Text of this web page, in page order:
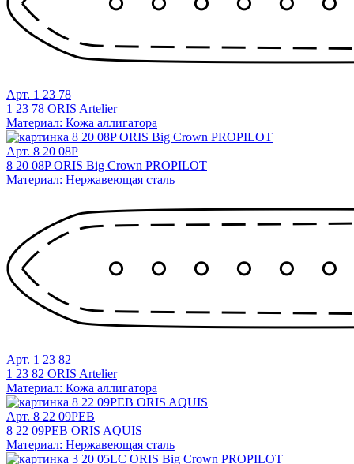
Арт. 1 23 78
1 23 78 ORIS Artelier
Материал: Кожа аллигатора
Арт. 8 20 08P
8 20 08P ORIS Big Crown PROPILOT
Материал: Нержавеющая сталь
Арт. 1 23 82
1 23 82 ORIS Artelier
Материал: Кожа аллигатора
Арт. 8 22 09PEB
8 22 09PEB ORIS AQUIS
Материал: Нержавеющая сталь